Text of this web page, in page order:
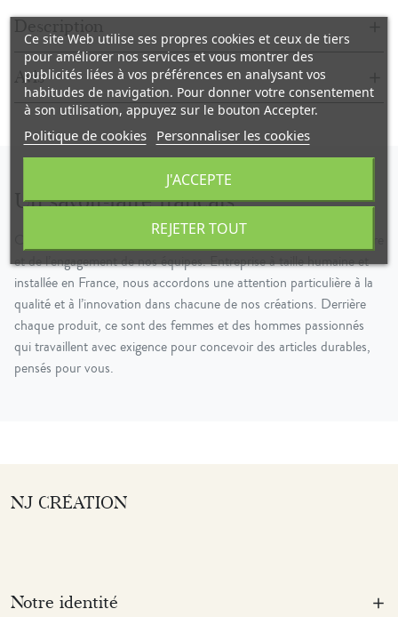
Avis
Un savoir-faire français
Chez NJ Création, chaque produit est le reflet de notre savoir-faire
et de l’engagement de nos équipes. Entreprise à taille humaine et
installée en France, nous accordons une attention particulière à la
qualité et à l’innovation dans chacune de nos créations. Derrière
chaque produit, ce sont des femmes et des hommes passionnés
qui travaillent avec exigence pour concevoir des articles durables,
pensés pour vous.
NJ CRÉATION
Notre identité
Ce site Web utilise ses propres cookies et ceux de tiers
pour améliorer nos services et vous montrer des
publicités liées à vos préférences en analysant vos
habitudes de navigation. Pour donner votre consentement
à son utilisation, appuyez sur le bouton Accepter.
Politique de cookies Personnaliser les cookies
REJETER TOUT
J'ACCEPTE